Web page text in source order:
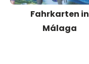
Fahrkarten in
Málaga